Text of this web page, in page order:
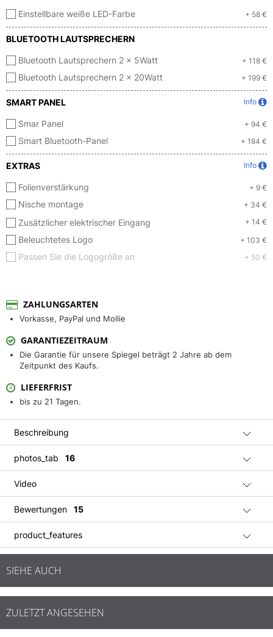
Einstellbare weiße LED-Farbe + 58 €
BLUETOOTH LAUTSPRECHERN
Bluetooth Lautsprechern 2 x 5Watt + 118 €
Bluetooth Lautsprechern 2 x 20Watt + 199 €
SMART PANEL Info
Smar Panel + 94 €
Smart Bluetooth-Panel + 184 €
EXTRAS Info
Folienverstärkung + 9 €
Nische montage + 34 €
Zusätzlicher elektrischer Eingang + 14 €
Beleuchtetes Logo + 103 €
Passen Sie die Logogröße an + 50 €
ZAHLUNGSARTEN
Vorkasse, PayPal und Mollie
GARANTIEZEITRAUM
Die Garantie für unsere Spiegel beträgt 2 Jahre ab dem
Zeitpunkt des Kaufs.
LIEFERFRIST
bis zu 21 Tagen.
Beschreibung
photos_tab 16
Video
Bewertungen 15
product_features
SIEHE AUCH
ZULETZT ANGESEHEN